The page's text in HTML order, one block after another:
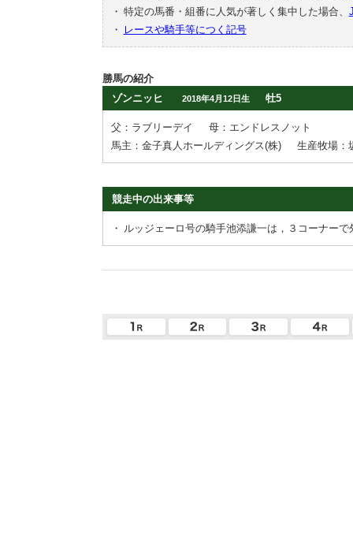
・ 特定の馬番・組番に人気が著しく集中した場合、
・
レースや騎手等につく記号
勝馬の紹介
ゾンニッヒ
2018年4月12日生 牡5
父：ラブリーデイ
母：エンドレスノット
馬主：金子真人ホールディングス(株)
生産牧場：
競走中の出来事等
・ ルッジェーロ号の騎手池添謙一は，３コーナー